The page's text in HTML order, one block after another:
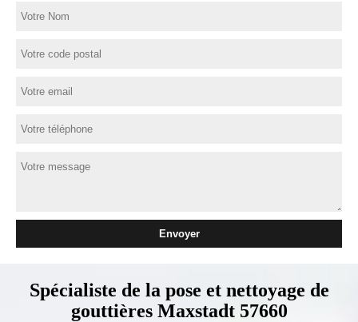
Spécialiste de la pose et nettoyage de
gouttières Maxstadt 57660